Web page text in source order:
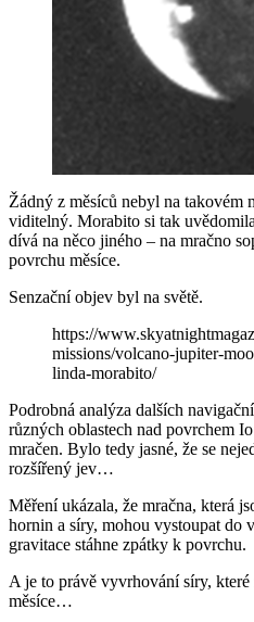
Žádný z měsíců nebyl na takovém
viditelný. Morabito si tak
dívá na něco jiného – na mračno
povrchu měsíce.
Senzační objev byl na světě.
https://
missions/volcano-jupiter-
linda-morabito/
Podrobná analýza dalších
různých oblastech nad povrchem
mračen. Bylo tedy jasné, že se
rozšířený jev…
Měření ukázala, že mračna, která
hornin a síry, mohou vystoupat do
gravitace stáhne zpátky k povrchu.
A je to právě vyvrhování síry,
měsíce…